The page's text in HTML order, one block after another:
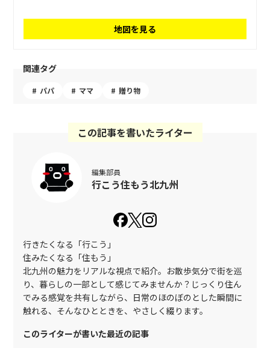
地図を見る
関連タグ
パパ ママ 贈り物
この記事を書いたライター
編集部員
行こう住もう北九州
行きたくなる「行こう」
住みたくなる「住もう」
北九州の魅力をリアルな視点で紹介。お散歩気分で街を巡
り、暮らしの一部として感じてみませんか？じっくり住ん
でみる感覚を共有しながら、日常のほのぼのとした瞬間に
触れる、そんなひとときを、やさしく綴ります。
このライターが書いた最近の記事